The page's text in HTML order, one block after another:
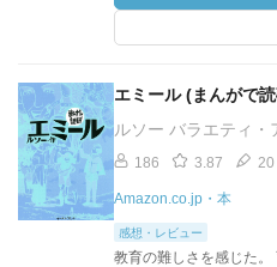
エミール (まんがで
ルソー バラエティ・
186 3.87 20
Amazon.co.jp・本
感想・レビュー
教育の難しさを感じた